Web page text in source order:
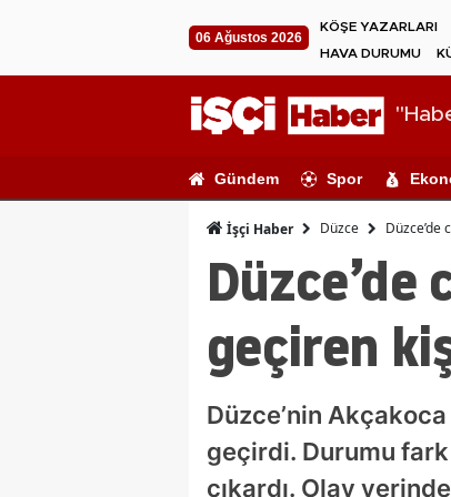
06 Ağustos 2026
KÖŞE YAZARLARI
HAVA DURUMU
Gündem Spor
İşçi Haber Düzce Düzce’de
geçiren
Düzce’nin
geçirdi. Durumu
çıkardı. Olay